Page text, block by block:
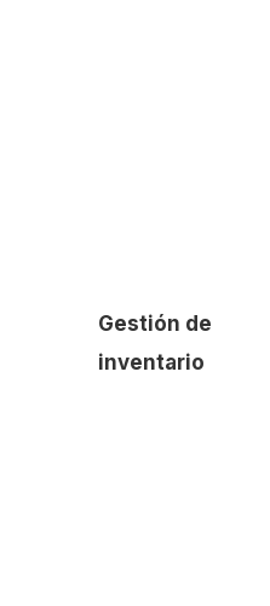
Gestión de
inventario